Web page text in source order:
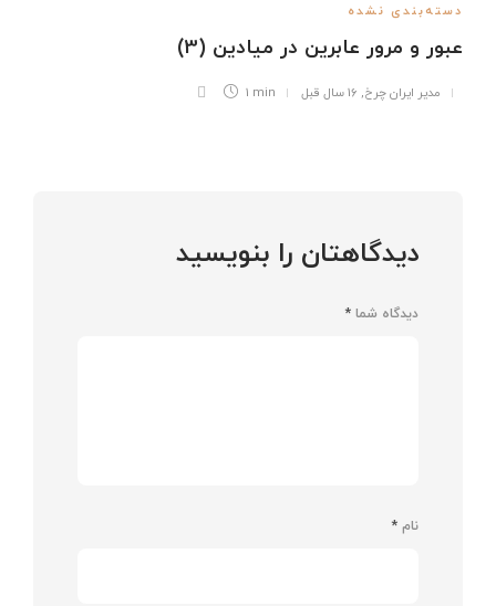
دسته‌بندی نشده
عبور و مرور عابرين در ميادين (3)
مدیر ایران چرخ, 16 سال قبل 1 min
دیدگاهتان را بنویسید
دیدگاه شما *
نام *